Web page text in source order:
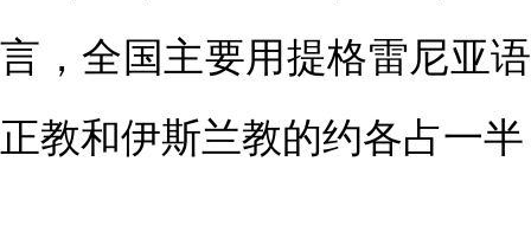
言，全国主要用提格雷尼亚
正教和伊斯兰教的约各占一